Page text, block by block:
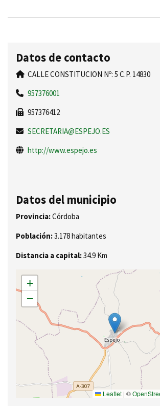
Datos de contacto
CALLE CONSTITUCION Nº: 5 C.P. 14830
957376001
957376412
SECRETARIA@ESPEJO.ES
http://www.espejo.es
Datos del municipio
Provincia:Córdoba
Población:3.178 habitantes
Distancia a capital:34.9 Km
+
−
Leaflet | ©